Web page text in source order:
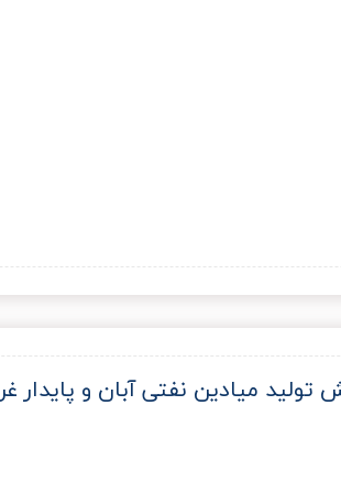
میادین نفتی آبان و پایدار